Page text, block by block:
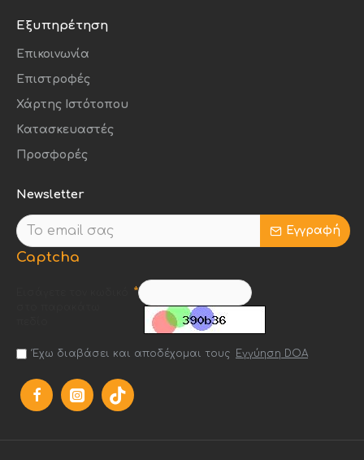
Εξυπηρέτηση
Επικοινωνία
Επιστροφές
Χάρτης Ιστότοπου
Κατασκευαστές
Προσφορές
Newsletter
Εγγραφή
Captcha
Έχω διαβάσει και αποδέχομαι τους Εγγύηση DOA